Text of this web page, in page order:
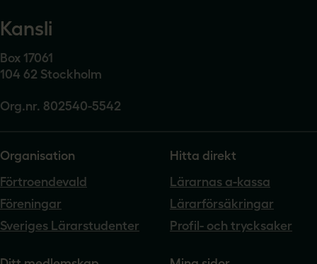
Kansli
Box 17061
104 62 Stockholm
Org.nr. 802540-5542
Organisation
Förtroendevald
Föreningar
Sveriges Lärarstudenter
Hitta direkt
Lärarnas a-kassa
Lärarförsäkringar
Profil- och trycksaker